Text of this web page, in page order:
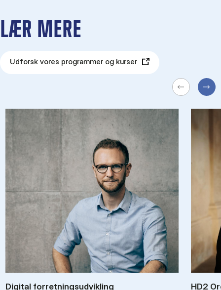
LÆR MERE
Udforsk vores programmer og kurser
Di­gi­tal for­ret­nings­ud­vik­ling HD2